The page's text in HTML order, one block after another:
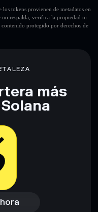
10 principales carteras
tiene
asesoramiento
tokens provienen de metadatos en
no respalda, verifica la propiedad ni
protegido por derechos de
más